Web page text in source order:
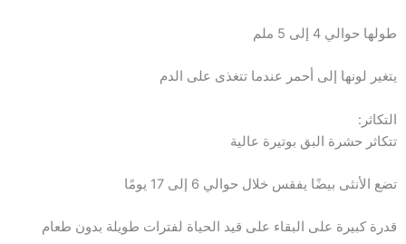
طولها حوالي 4 إلى 5 ملم
يتغير لونها إلى أحمر عندما تتغذى على الدم
التكاثر:
تتكاثر حشرة البق بوتيرة عالية
تضع الأنثى بيضًا يفقس خلال حوالي 6 إلى 17 يومًا
قدرة كبيرة على البقاء على قيد الحياة لفترات طويلة بدون طعام